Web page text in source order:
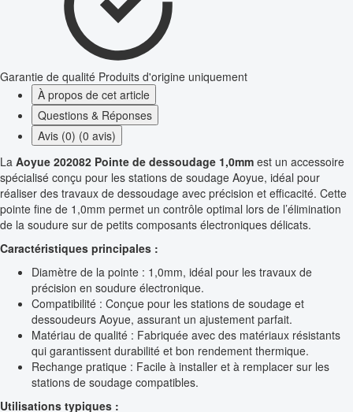
Garantie de qualité Produits d'origine uniquement
À propos de cet article
Questions & Réponses
Avis (0) (0 avis)
La Aoyue 202082 Pointe de dessoudage 1,0mm est un accessoire
spécialisé conçu pour les stations de soudage Aoyue, idéal pour
réaliser des travaux de dessoudage avec précision et efficacité. Cette
pointe fine de 1,0mm permet un contrôle optimal lors de l’élimination
de la soudure sur de petits composants électroniques délicats.
Caractéristiques principales :
Diamètre de la pointe : 1,0mm, idéal pour les travaux de
précision en soudure électronique.
Compatibilité : Conçue pour les stations de soudage et
dessoudeurs Aoyue, assurant un ajustement parfait.
Matériau de qualité : Fabriquée avec des matériaux résistants
qui garantissent durabilité et bon rendement thermique.
Rechange pratique : Facile à installer et à remplacer sur les
stations de soudage compatibles.
Utilisations typiques :